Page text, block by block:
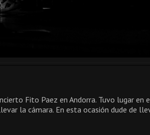
Fito Paez en Andorra. Tuvo lugar en
la cámara. En esta ocasión dude de